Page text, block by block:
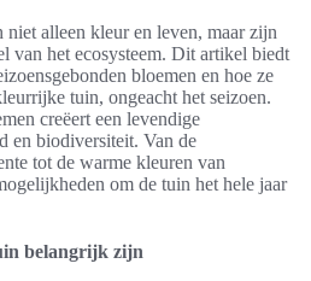
alleen kleur en leven, maar zijn
van het ecosysteem. Dit artikel biedt
bloemen en hoe ze
tuin, ongeacht het seizoen.
creëert een levendige
en biodiversiteit. Van de
tot de warme kleuren van
om de tuin het hele jaar
belangrijk zijn